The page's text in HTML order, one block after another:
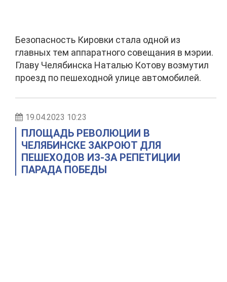
Безопасность Кировки стала одной из
главных тем аппаратного совещания в мэрии.
Главу Челябинска Наталью Котову возмутил
проезд по пешеходной улице автомобилей.
19.04.2023 10:23
ПЛОЩАДЬ РЕВОЛЮЦИИ В
ЧЕЛЯБИНСКЕ ЗАКРОЮТ ДЛЯ
ПЕШЕХОДОВ ИЗ-ЗА РЕПЕТИЦИИ
ПАРАДА ПОБЕДЫ